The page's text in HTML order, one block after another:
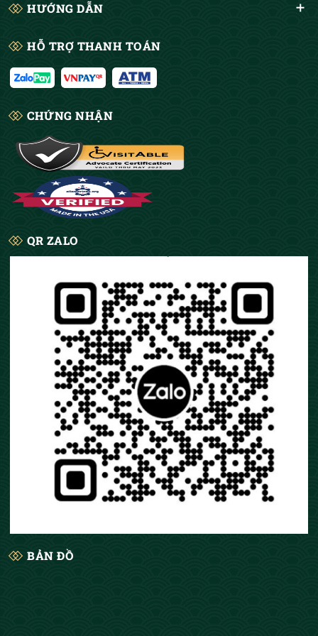
HƯỚNG DẪN
HỖ TRỢ THANH TOÁN
CHỨNG NHẬN
QR ZALO
BẢN ĐỒ